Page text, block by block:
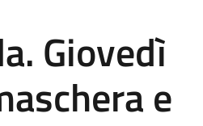
Giovedì
e